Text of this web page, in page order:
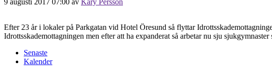
Efter 23 år i lokaler på Parkgatan vid Hotel Öresund så flyttar
Idrottsskademottagningen men efter att ha expanderat så arbetar nu sju
Senaste
Kalender